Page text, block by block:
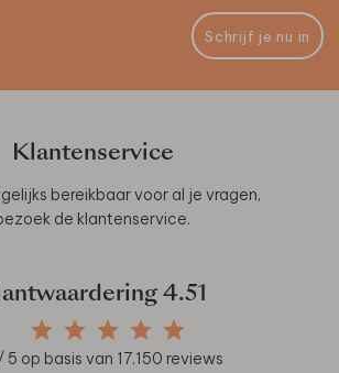
Schrijf je nu in
Klantenservice
bereikbaar voor al je vragen,
de klantenservice.
4.51
5 op basis van 17.150 reviews